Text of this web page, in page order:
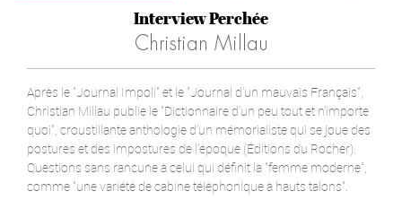
Interview Perchée
Christian Millau
Après le "Journal Impoli" et le "Journal d’un mauvais Français",
Christian Millau publie le "Dictionnaire d’un peu tout et n’importe
quoi", croustillante anthologie d’un mémorialiste qui se joue des
postures et des impostures de l’époque (Éditions du Rocher).
Questions sans rancune à celui qui définit la "femme moderne",
comme "une variété de cabine téléphonique à hauts talons".